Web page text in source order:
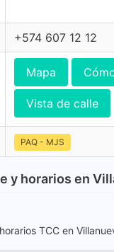
+574 607 12 12
Mapa
Vista de calle
PAQ - MJS
y horarios en
TCC en